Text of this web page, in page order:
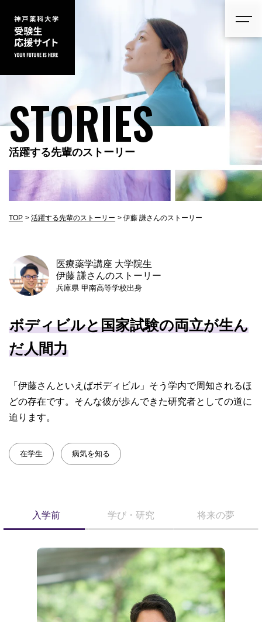
STORIES
活躍する先輩のストーリー
TOP 活躍する先輩のストーリー 伊藤 謙さんのストーリー
医療薬学講座 大学院生
伊藤 謙さんのストーリー
兵庫県 甲南高等学校出身
ボディビルと国家試験の両立が生ん
だ人間力
「伊藤さんといえばボディビル」そう学内で周知されるほ
どの存在です。そんな彼が歩んできた研究者としての道に
迫ります。
在学生 病気を知る
入学前 学び・研究 将来の夢